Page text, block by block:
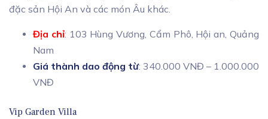
đặc sản Hội An và các món Âu khác.
Địa chỉ: 103 Hùng Vương, Cẩm Phô, Hội an, Quảng
Nam
Giá thành dao động từ: 340.000 VNĐ – 1.000.000
VNĐ
Vip Garden Villa